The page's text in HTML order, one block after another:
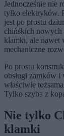
Jednocześnie nie
tylko elektryków.
jest po prostu
chińskich nowych
klamki, ale nawet
mechaniczne
Po prostu
obsługi zamków
właściwie
Tylko szyba z
Nie tylko
klamki